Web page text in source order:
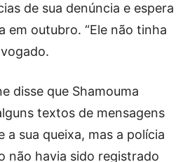
de sua denúncia e espera
em outubro. “Ele não tinha
disse que Shamouma
textos de mensagens
a sua queixa, mas a polícia
não havia sido registrado